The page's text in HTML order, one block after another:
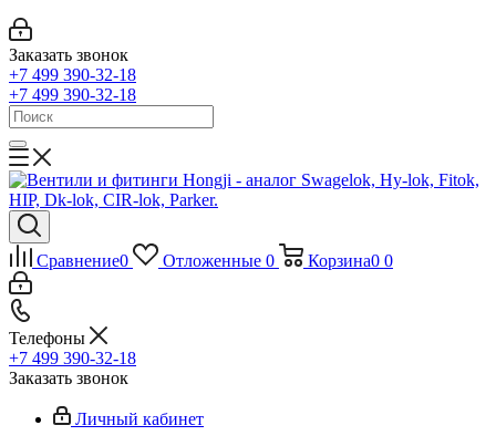
Заказать звонок
+7 499 390-32-18
+7 499 390-32-18
Сравнение0 Отложенные 0 Корзина0 0
Телефоны
+7 499 390-32-18
Заказать звонок
Личный кабинет